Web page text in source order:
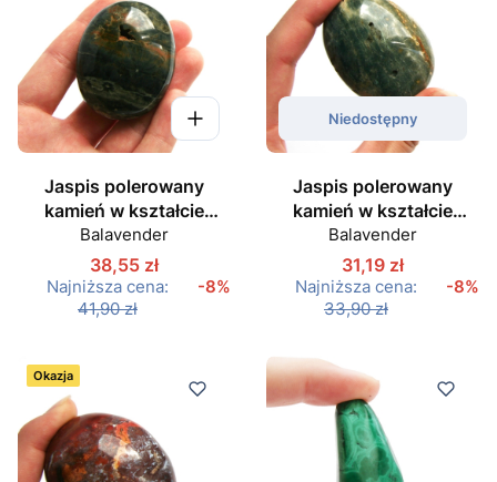
Jaspis polerowany
kamień w kształcie
owalu nr 03
Balavender
38,55 zł
Najniższa cena:
41,90 zł
-8%
Niedostępny
Jaspis polerowany
kamień w kształcie
owalu nr 04
Balavender
31,19 zł
Najniższa cena:
33,90 zł
-8%
Okazja